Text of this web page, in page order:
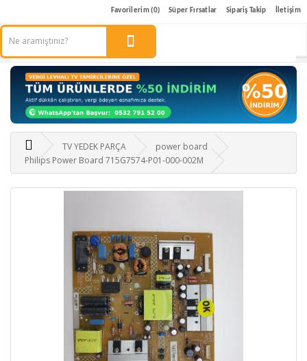
Favorilerim (0) Süper Fırsatlar Sipariş Takip İletişim
TV YEDEK PARÇA
power board
Philips Power Board 715G7574-P01-000-002M